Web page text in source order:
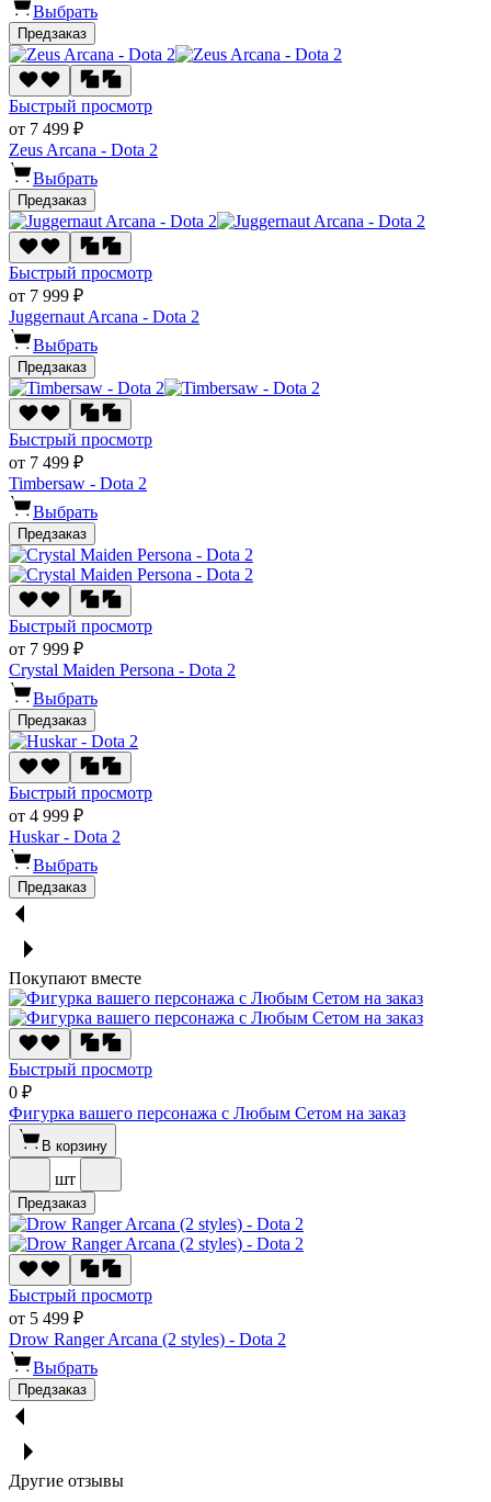
Выбрать
Предзаказ
Быстрый просмотр
от 7 499 ₽
Zeus Arcana - Dota 2
Выбрать
Предзаказ
Быстрый просмотр
от 7 999 ₽
Juggernaut Arcana - Dota 2
Выбрать
Предзаказ
Быстрый просмотр
от 7 499 ₽
Timbersaw - Dota 2
Выбрать
Предзаказ
Быстрый просмотр
от 7 999 ₽
Crystal Maiden Persona - Dota 2
Выбрать
Предзаказ
Быстрый просмотр
от 4 999 ₽
Huskar - Dota 2
Выбрать
Предзаказ
Покупают вместе
Быстрый просмотр
0 ₽
Фигурка вашего персонажа с Любым Сетом на заказ
В корзину
шт
Предзаказ
Быстрый просмотр
от 5 499 ₽
Drow Ranger Arcana (2 styles) - Dota 2
Выбрать
Предзаказ
Другие отзывы